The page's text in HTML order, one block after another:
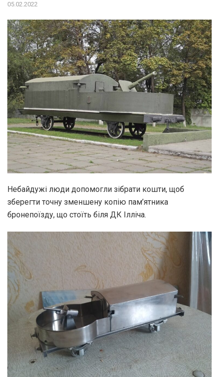
05.02.2022
Небайдужі люди допомогли зібрати кошти, щоб
зберегти точну зменшену копію пам’ятника
бронепоїзду, що стоїть біля ДК Ілліча.